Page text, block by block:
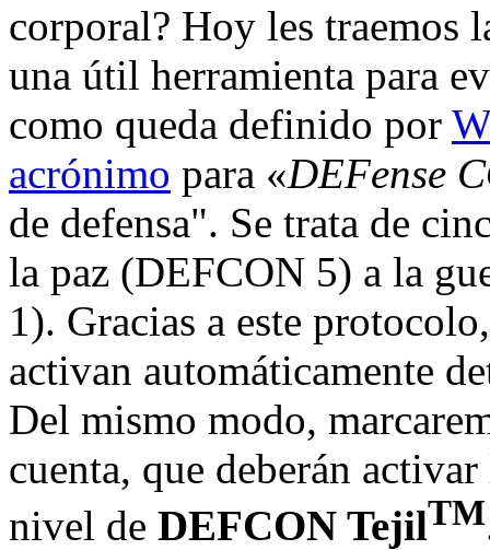
corporal? Hoy les traemos
una útil herramienta para
como queda definido por
acrónimo para «DEFense
de defensa". Se trata de
la paz (DEFCON 5) a la
1). Gracias a este
activan automáticamente
Del mismo modo,
cuenta, que deberán activar
nivel de DEFCON TejilTM